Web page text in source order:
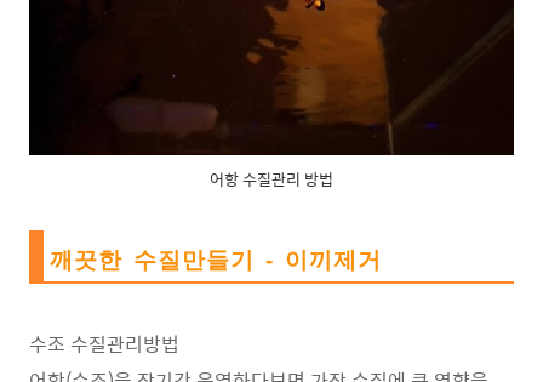
어항 수질관리 방법
깨끗한 수질만들기 - 이끼제거
수조 수질관리방법